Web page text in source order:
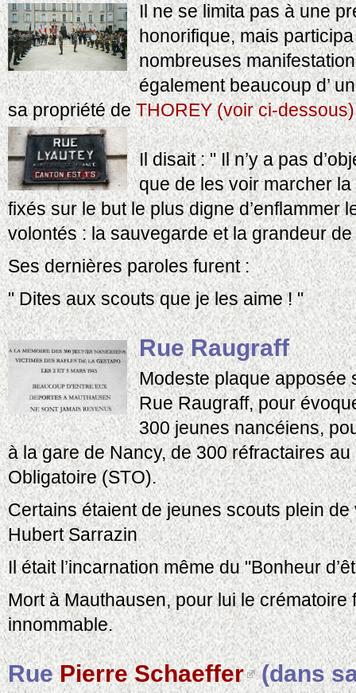
Il ne se limita pas à une
honorifique, mais
nombreuses
également beaucoup d’
sa propriété deTHOREY (voir ci-dessous)
Il disait : " Il n’y a pas
que de les voir marcher
fixés sur le but le plus digne d’enflammer
volontés : la sauvegarde et la grandeur
Ses dernières paroles furent :
" Dites aux scouts que je les aime ! "
Rue Raugraff
Modeste plaque apposée
Rue Raugraff, pour
300 jeunes nancéiens,
à la gare de Nancy, de 300 réfractaires
Obligatoire (STO).
Certains étaient de jeunes scouts plein
Hubert Sarrazin
Il était l’incarnation même du "Bonheur
Mort à Mauthausen, pour lui le crématoire
innommable.
RuePierre Schaeffer (dans